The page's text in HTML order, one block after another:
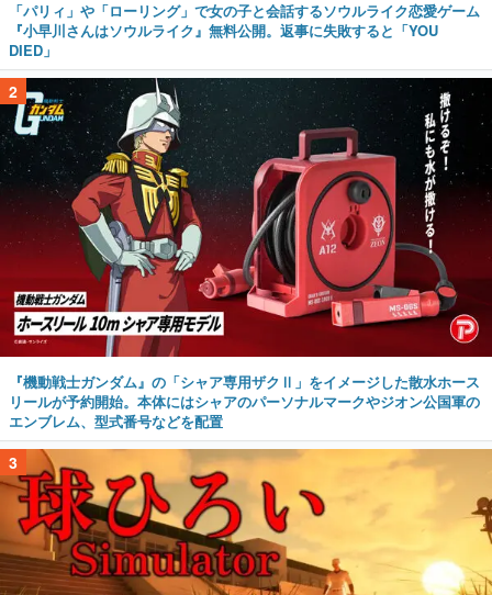
「パリィ」や「ローリング」で女の子と会話するソウルライク恋愛ゲーム
『小早川さんはソウルライク』無料公開。返事に失敗すると「YOU
DIED」
2
『機動戦士ガンダム』の「シャア専用ザクⅡ」をイメージした散水ホース
リールが予約開始。本体にはシャアのパーソナルマークやジオン公国軍の
エンブレム、型式番号などを配置
3